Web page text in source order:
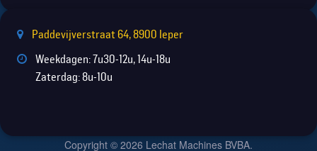
Paddevijverstraat 64, 8900 Ieper
Weekdagen: 7u30-12u, 14u-18u
Zaterdag: 8u-10u
Copyright © 2026 Lechat Machines BVBA.